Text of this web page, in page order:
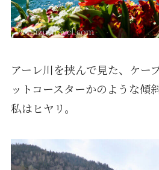
アーレ川を挟んで見た、ケー
ットコースターかのような傾
私はヒヤリ。